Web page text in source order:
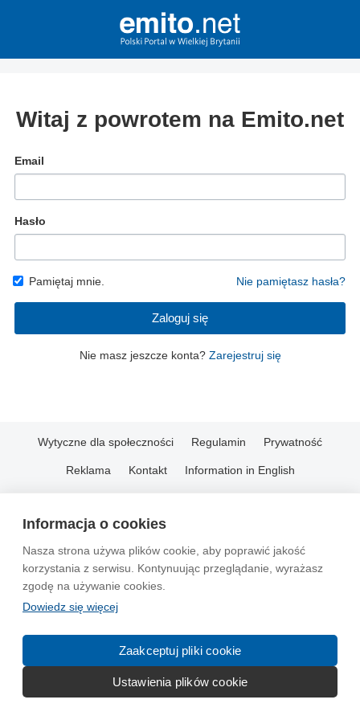
Informacja o cookies
Nasza strona używa plików cookie, aby poprawić jakość
korzystania z serwisu. Kontynuując przeglądanie, wyrażasz
zgodę na używanie cookies.
Dowiedz się więcej
Zaakceptuj pliki cookie
Ustawienia plików cookie
Witaj z powrotem na Emito.net
Email
Hasło
Pamiętaj mnie. Nie pamiętasz hasła?
Zaloguj się
Nie masz jeszcze konta? Zarejestruj się
Wytyczne dla społeczności Regulamin Prywatność
Reklama Kontakt Information in English